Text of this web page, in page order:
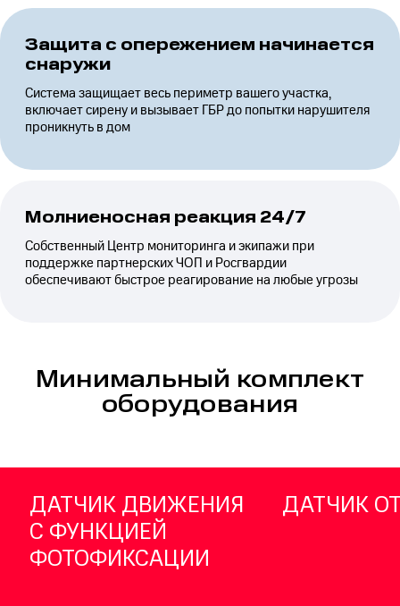
Защита с опережением начинается
снаружи
Система защищает весь периметр вашего участка,
включает сирену и вызывает ГБР до попытки нарушителя
проникнуть в дом
Молниеносная реакция 24/7
Собственный Центр мониторинга и экипажи при
поддержке партнерских ЧОП и Росгвардии
обеспечивают быстрое реагирование на любые угрозы
Минимальный комплект
оборудования
ДАТЧИК ДВИЖЕНИЯ
С ФУНКЦИЕЙ
ФОТОФИКСАЦИИ
ДАТЧИК